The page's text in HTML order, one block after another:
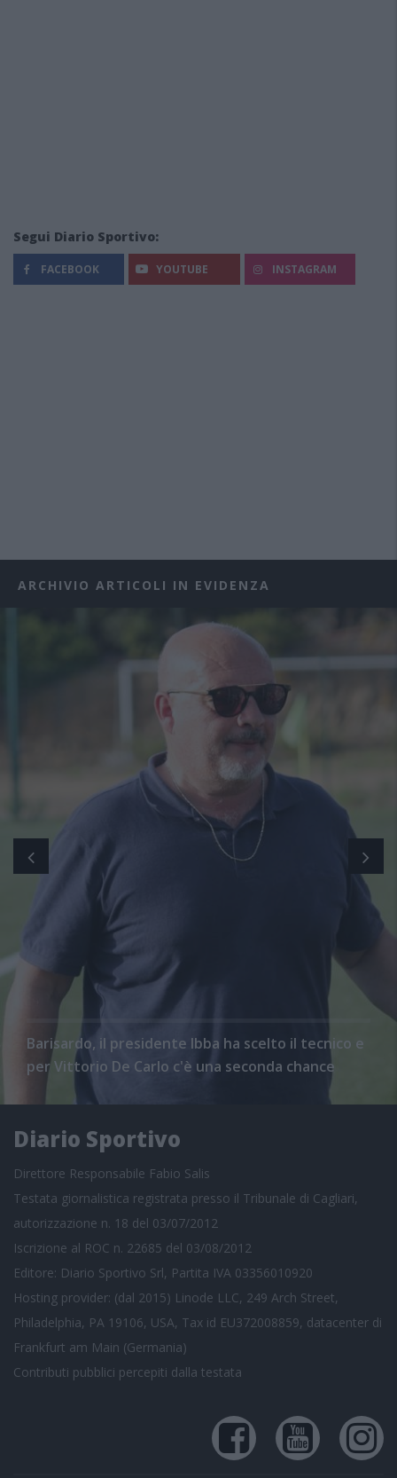
Segui Diario Sportivo:
FACEBOOK YOUTUBE INSTAGRAM
ARCHIVIO ARTICOLI IN EVIDENZA
Barisardo, il presidente Ibba ha scelto il tecnico e
per Vittorio De Carlo c'è una seconda chance
Diario Sportivo
Direttore Responsabile Fabio Salis
Testata giornalistica registrata presso il Tribunale di Cagliari,
autorizzazione n. 18 del 03/07/2012
Iscrizione al ROC n. 22685 del 03/08/2012
Editore: Diario Sportivo Srl, Partita IVA 03356010920
Hosting provider: (dal 2015) Linode LLC, 249 Arch Street,
Philadelphia, PA 19106, USA, Tax id EU372008859, datacenter di
Frankfurt am Main (Germania)
Contributi pubblici percepiti dalla testata